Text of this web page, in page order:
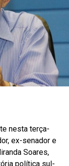
nesta terça-
ex-senador e
Soares,
política sul-